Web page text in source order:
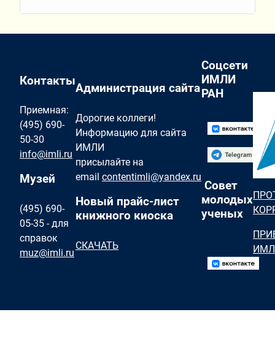
Контакты
Приемная:
(495) 690-
50-30
info@imli.ru
Музей
(495) 690-
05-35 - для
справок
muz@imli.ru
Администрация сайта
Дорогие коллеги!
Информацию для сайта
ИМЛИ
присылайте на
email contentimli@yandex.ru
Новый прайс-лист
книжного киоска
СКАЧАТЬ
Соцсети
ИМЛИ
РАН
Совет
молодых
ученых